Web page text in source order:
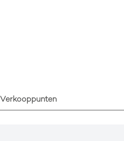
Verkooppunten